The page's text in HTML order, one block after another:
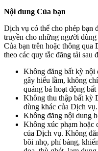
Nội dung Của bạn
Dịch vụ có thể cho phép bạn
truyền cho những người
Của bạn trên hoặc thông
theo các quy tắc đăng tải sau
Không đăng bất kỳ nội
gây hiểu lầm, không
quảng bá hoạt động bất
Không thu thập bất kỳ
dùng khác của Dịch vụ.
Không đăng nội dung
Không xúc phạm hoặc
của Dịch vụ. Không
bôi nhọ, phỉ báng,